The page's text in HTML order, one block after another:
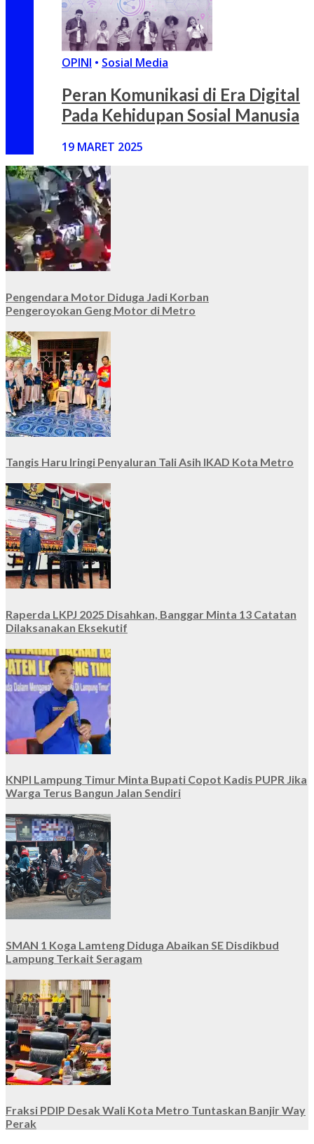
OPINI • Sosial Media
Peran Komunikasi di Era Digital
Pada Kehidupan Sosial Manusia
19 MARET 2025
Pengendara Motor Diduga Jadi Korban
Pengeroyokan Geng Motor di Metro
Tangis Haru Iringi Penyaluran Tali Asih IKAD Kota Metro
Raperda LKPJ 2025 Disahkan, Banggar Minta 13 Catatan
Dilaksanakan Eksekutif
KNPI Lampung Timur Minta Bupati Copot Kadis PUPR Jika
Warga Terus Bangun Jalan Sendiri
SMAN 1 Koga Lamteng Diduga Abaikan SE Disdikbud
Lampung Terkait Seragam
Fraksi PDIP Desak Wali Kota Metro Tuntaskan Banjir Way
Perak